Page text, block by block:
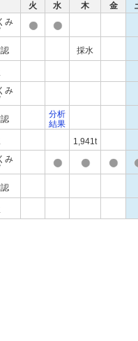
火
水 木 金
み
採水
み
分析
結果
1,941t
み